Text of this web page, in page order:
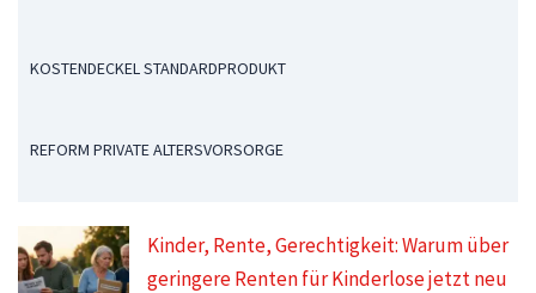
KOSTENDECKEL STANDARDPRODUKT
REFORM PRIVATE ALTERSVORSORGE
Kinder, Rente, Gerechtigkeit: Warum über
geringere Renten für Kinderlose jetzt neu